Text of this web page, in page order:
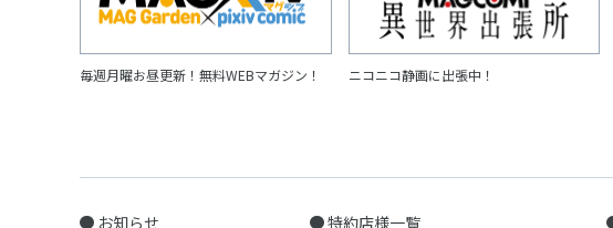
毎週月曜お昼更新！無料WEBマガジン！ ニコニコ静画に出張中！
お知らせ
特約店様一覧